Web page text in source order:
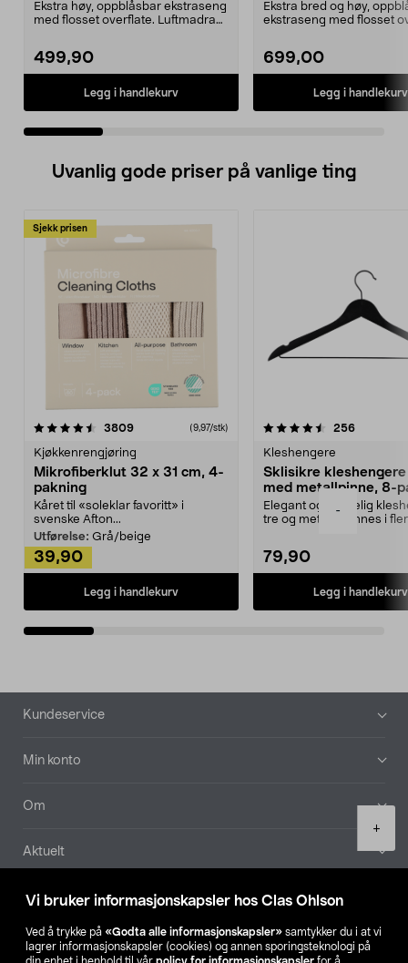
Vi bruker informasjonskapsler hos Clas Ohlson
Ved å trykke på «Godta alle informasjonskapsler» samtykker du i at vi
lagrer informasjonskapsler (cookies) og annen sporingsteknologi på
-
+
Ekstra høy, oppblåsbar ekstraseng
med flosset overflate. Luftmadrass
499,90
Legg i handlekurv
Ekstra bred og høy,
ekstraseng med flosset
699,00
Legg i handlekurv
Uvanlig gode priser på vanlige ting
Sjekk prisen
3809anmeldelser(9,97/stk)
Kjøkkenrengjøring
Mikrofiberklut 32 x 31 cm, 4-
pakning
Kåret til «soleklar favoritt» i
svenske Afton...
Utførelse: Grå/beige
39,90
Legg i handlekurv
4.5av 5 stjerner 256
Kleshengere
Sklisikre
med metallpinne, 8-
Elegant og skikkelig
tre og metall – finnes i
79,90
Legg i handlekurv
4.5av 5 stjerner
Bunntekst
Kundeservice
Min konto
Om
Aktuelt
Våre selskaper
Finn din butikk